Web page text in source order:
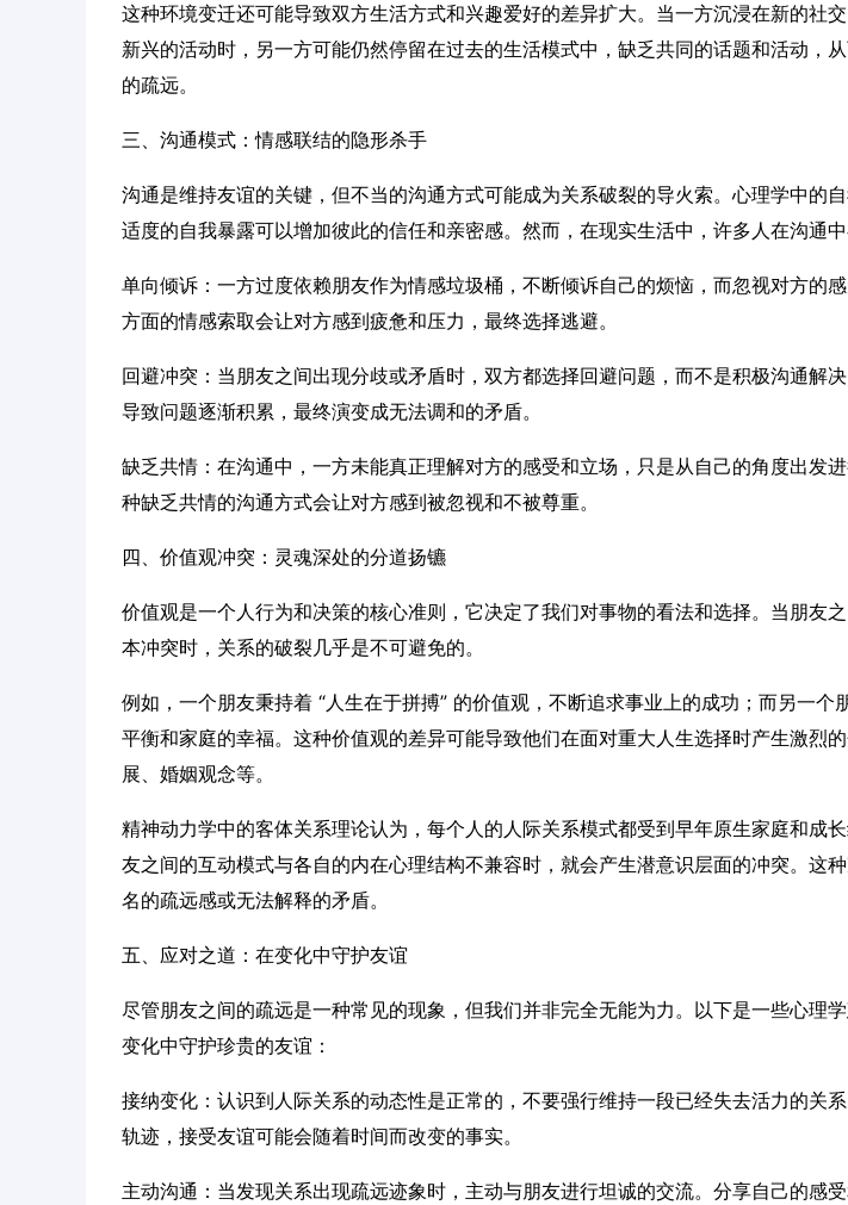
这种环境变迁还可能导致双方生活方式和兴趣爱好的差异扩大。当一方沉浸在新的社
新兴的活动时，另一方可能仍然停留在过去的生活模式中，缺乏共同的话题和活动，
的疏远。
三、沟通模式：情感联结的隐形杀手
沟通是维持友谊的关键，但不当的沟通方式可能成为关系破裂的导火索。心理学中的自
适度的自我暴露可以增加彼此的信任和亲密感。然而，在现实生活中，许多人在沟通中
单向倾诉：一方过度依赖朋友作为情感垃圾桶，不断倾诉自己的烦恼，而忽视对方的
方面的情感索取会让对方感到疲惫和压力，最终选择逃避。
回避冲突：当朋友之间出现分歧或矛盾时，双方都选择回避问题，而不是积极沟通解
导致问题逐渐积累，最终演变成无法调和的矛盾。
缺乏共情：在沟通中，一方未能真正理解对方的感受和立场，只是从自己的角度出发
种缺乏共情的沟通方式会让对方感到被忽视和不被尊重。
四、价值观冲突：灵魂深处的分道扬镳
价值观是一个人行为和决策的核心准则，它决定了我们对事物的看法和选择。当朋友
本冲突时，关系的破裂几乎是不可避免的。
例如，一个朋友秉持着 “人生在于拼搏” 的价值观，不断追求事业上的成功；而另一个
平衡和家庭的幸福。这种价值观的差异可能导致他们在面对重大人生选择时产生激烈
展、婚姻观念等。
精神动力学中的客体关系理论认为，每个人的人际关系模式都受到早年原生家庭和成
友之间的互动模式与各自的内在心理结构不兼容时，就会产生潜意识层面的冲突。这
名的疏远感或无法解释的矛盾。
五、应对之道：在变化中守护友谊
尽管朋友之间的疏远是一种常见的现象，但我们并非完全无能为力。以下是一些心理
变化中守护珍贵的友谊：
接纳变化：认识到人际关系的动态性是正常的，不要强行维持一段已经失去活力的关
轨迹，接受友谊可能会随着时间而改变的事实。
主动沟通：当发现关系出现疏远迹象时，主动与朋友进行坦诚的交流。分享自己的感